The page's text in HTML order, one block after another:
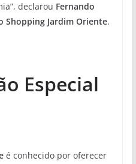
declarou Fernando
Shopping Jardim Oriente.
Especial
é conhecido por oferecer